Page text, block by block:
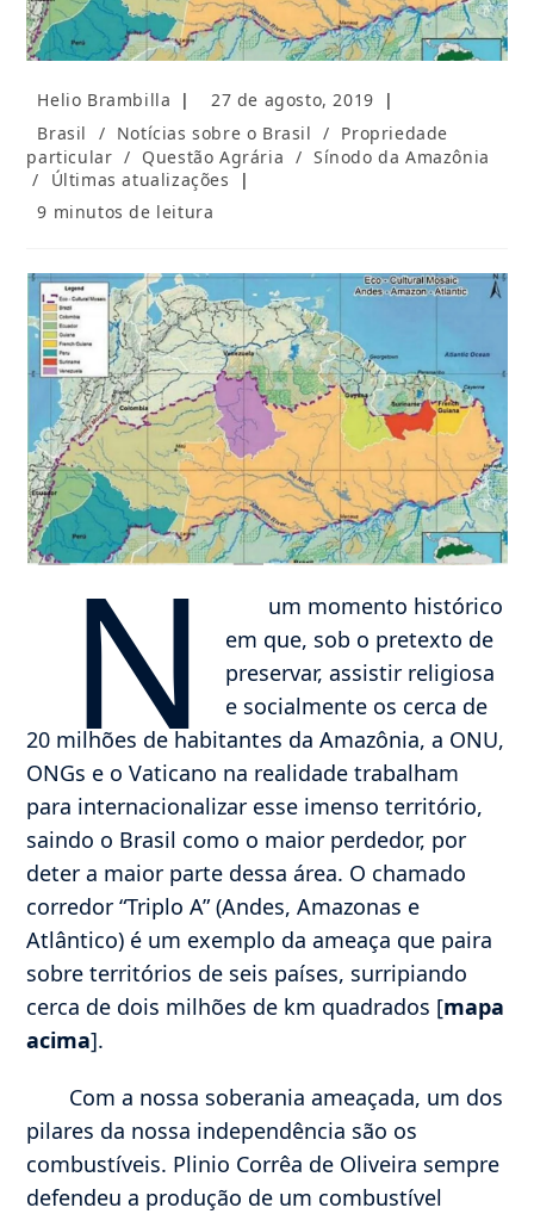
Autor
post:
Helio Brambilla
Post
publicado:
27 de agosto, 2019
Categoria
do
post:
Brasil / Notícias sobre o Brasil / Propriedade
particular / Questão Agrária / Sínodo da Amazônia
/
Últimas atualizações
Tempo
9 minutos de leitura
N
um momento histórico
em que, sob o pretexto de
preservar, assistir religiosa
e socialmente os cerca de
20 milhões de habitantes da Amazônia, a ONU,
ONGs e o Vaticano na realidade trabalham
para internacionalizar esse imenso território,
saindo o Brasil como o maior perdedor, por
deter a maior parte dessa área. O chamado
corredor “Triplo A” (Andes, Amazonas e
Atlântico) é um exemplo da ameaça que paira
sobre territórios de seis países, surripiando
cerca de dois milhões de km quadrados [mapa
acima].
Com a nossa soberania ameaçada, um dos
pilares da nossa independência são os
combustíveis. Plinio Corrêa de Oliveira sempre
defendeu a produção de um combustível